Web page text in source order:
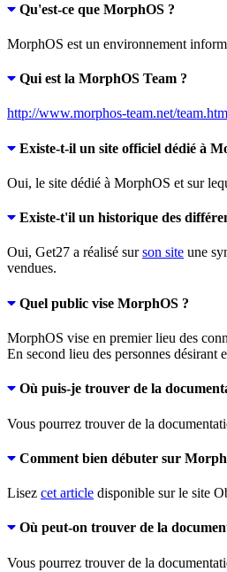
Qu'est-ce que MorphOS ?
MorphOS est un environnement
Qui est la MorphOS Team ?
http://www.morphos-team.net/
Existe-t-il un site officiel dédié à
Oui, le site dédié à MorphOS et sur
Existe-t'il un historique des
Oui, Get27 a réalisé surson site une
vendues.
Quel public vise MorphOS ?
MorphOS vise en premier lieu des
En second lieu des personnes
Où puis-je trouver de la
Vous pourrez trouver de la
Comment bien débuter sur
Lisez cet article disponible sur le site
Où peut-on trouver de la
Vous pourrez trouver de la